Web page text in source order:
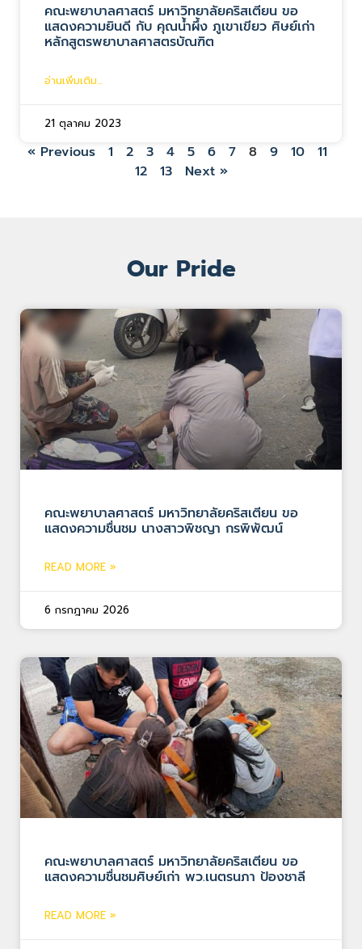
คณะพยาบาลศาสตร์ มหาวิทยาลัยคริสเตียน ขอ
แสดงความยินดี กับ คุณน้ำผึ้ง ภูเขาเขียว ศิษย์เก่า
หลักสูตรพยาบาลศาสตรบัณฑิต
อ่านเพิ่มเติม...
21 ตุลาคม 2023
« Previous 1 2 3 4 5 6 7 8 9 10
11
12
13 Next »
Our Pride
คณะพยาบาลศาสตร์ มหาวิทยาลัยคริสเตียน ขอ
แสดงความชื่นชม นางสาวพิชญา กรพิพัฒน์
READ MORE »
6 กรกฎาคม 2026
คณะพยาบาลศาสตร์ มหาวิทยาลัยคริสเตียน ขอ
แสดงความชื่นชมศิษย์เก่า พว.เนตรนภา ป้องชาลี
READ MORE »